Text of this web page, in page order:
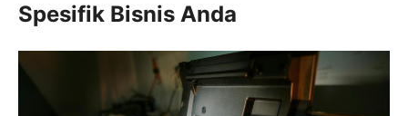
Spesifik Bisnis Anda